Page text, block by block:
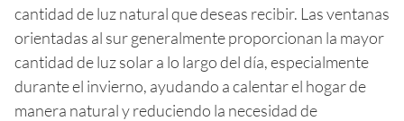
cantidad de luz natural que deseas recibir. Las ventanas
orientadas al sur generalmente proporcionan la mayor
cantidad de luz solar a lo largo del día, especialmente
durante el invierno, ayudando a calentar el hogar de
manera natural y reduciendo la necesidad de